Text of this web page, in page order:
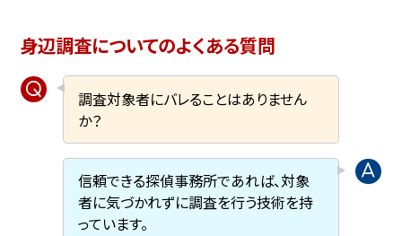
身辺調査についてのよくある質問
調査対象者にバレることはありません
か？
信頼できる探偵事務所であれば、対象
者に気づかれずに調査を行う技術を持
っています。